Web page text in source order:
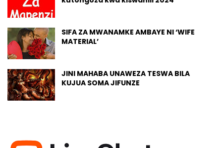
SIFA ZA MWANAMKE AMBAYE NI ‘WIFE
MATERIAL’
JINI MAHABA UNAWEZA TESWA BILA
KUJUA SOMA JIFUNZE